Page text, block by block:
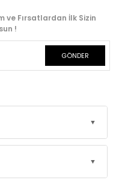
ve Fırsatlardan İlk Sizin
!
GÖNDER